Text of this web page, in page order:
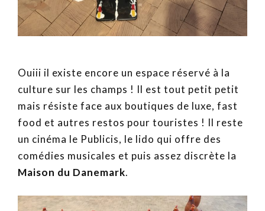
Ouiii il existe encore un espace réservé à la
culture sur les champs ! Il est tout petit petit
mais résiste face aux boutiques de luxe, fast
food et autres restos pour touristes ! Il reste
un cinéma le Publicis, le lido qui offre des
comédies musicales et puis assez discrète la
Maison du Danemark.